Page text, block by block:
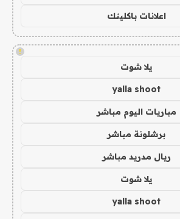
اعلانات باكلينك
!
يلا شوت
yalla shoot
مباريات اليوم مباشر
برشلونة مباشر
ريال مدريد مباشر
يلا شوت
yalla shoot